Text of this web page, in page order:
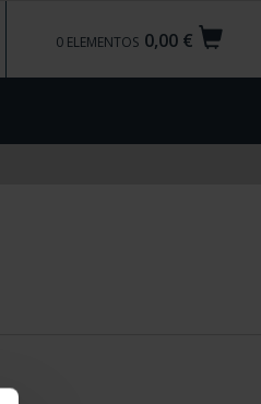
0,00 €
0 ELEMENTOS